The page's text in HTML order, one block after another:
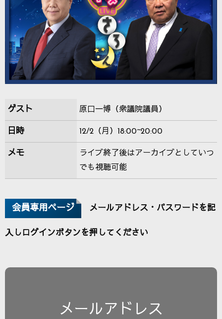
ゲスト 原口一博（衆議院議員）
日時 12/2（月）18:00~20:00
メモ
ライブ終了後はアーカイブとしていつ
でも視聴可能
会員専用ページ メールアドレス・パスワードを記
入しログインボタンを押してください
メールアドレス